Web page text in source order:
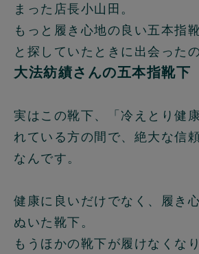
まった店長小山田。
もっと履き心地の良い五本指
と探していたときに出会ったの
大法紡績さんの五本指靴下
実はこの靴下、 「冷えとり健
れている方の間で、絶大な信
なんです。
健康に良いだけでなく、履き
ぬいた靴下。
もうほかの靴下が履けなくな